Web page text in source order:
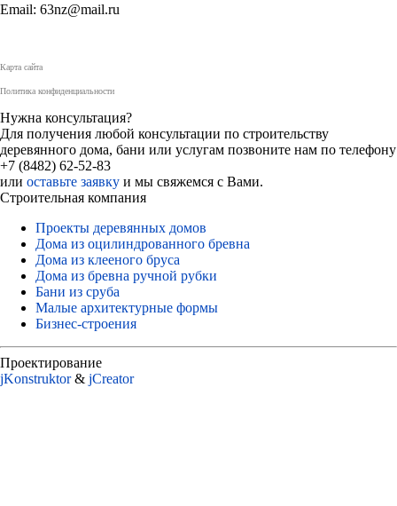
Email: 63nz@mail.ru
Карта сайта
Политика конфиденциальности
Нужна консультация?
Для получения любой консультации по строительству
деревянного дома, бани или услугам позвоните нам по телефону
+7 (8482) 62-52-83
или оставьте заявку и мы свяжемся с Вами.
Строительная компания
Проекты деревянных домов
Дома из оцилиндрованного бревна
Дома из клееного бруса
Дома из бревна ручной рубки
Бани из сруба
Малые архитектурные формы
Бизнес-строения
Проектирование
jKonstruktor& jСreator